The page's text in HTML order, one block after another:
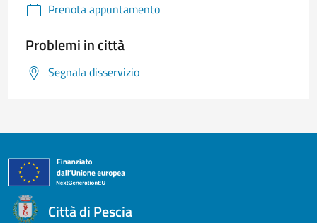
Prenota appuntamento
Problemi in città
Segnala disservizio
Città di Pescia